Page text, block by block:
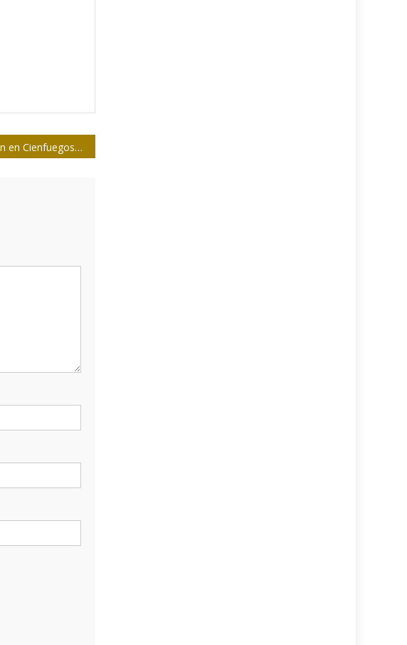
Estimulan en Cienfuegos a periodistas que abordan temas económicos